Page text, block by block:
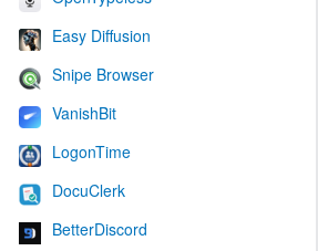
Easy Diffusion
Snipe Browser
VanishBit
LogonTime
DocuClerk
BetterDiscord